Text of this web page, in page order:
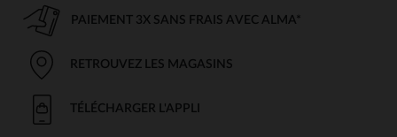
PAIEMENT 3X SANS FRAIS AVEC ALMA*
RETROUVEZ LES MAGASINS
TÉLÉCHARGER L'APPLI